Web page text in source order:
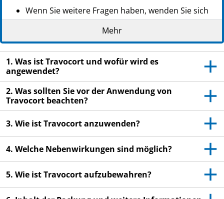
Wenn Sie weitere Fragen haben, wenden Sie sich
an Ihren Arzt oder Apotheker.
Dieses Arzneimittel wurde Ihnen persönlich
verschrieben. Geben Sie es nicht an Dritte weiter.
Es kann anderen Menschen schaden, auch wenn
diese die gleichen Beschwerden haben wie Sie.
Wenn Sie Nebenwirkungen bemerken, wenden Sie
sich an Ihren Arzt oder Apotheker. Dies gilt auch
Packungsbeilage angegeben sind. Siehe Abschnitt
Mehr
1. Was ist Travocort und wofür wird es
angewendet?
2. Was sollten Sie vor der Anwendung von
Travocort beachten?
3. Wie ist Travocort anzuwenden?
4. Welche Nebenwirkungen sind möglich?
5. Wie ist Travocort aufzubewahren?